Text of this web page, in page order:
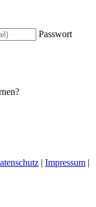
Passwort
| Impressum |